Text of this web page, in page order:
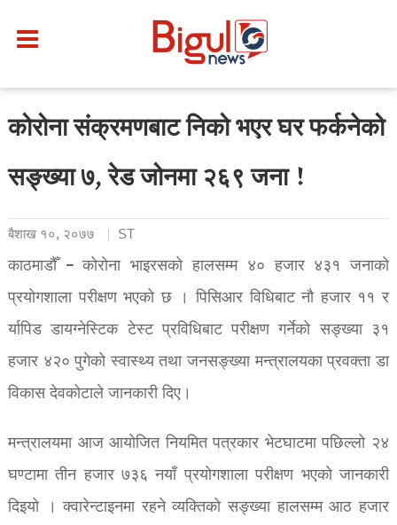
कोरोना संक्रमणबाट निको भएर घर फर्कनेको
सङ्ख्या ७, रेड जोनमा २६९ जना !
बैशाख १०, २०७७ ST
काठमाडौँ – कोरोना भाइरसको हालसम्म ४० हजार ४३१ जनाको
प्रयोगशाला परीक्षण भएको छ । पिसिआर विधिबाट नौ हजार ११ र
र्यापिड डायग्नेस्टिक टेस्ट प्रविधिबाट परीक्षण गर्नेको सङ्ख्या ३१
हजार ४२० पुगेको स्वास्थ्य तथा जनसङ्ख्या मन्त्रालयका प्रवक्ता डा
विकास देवकोटाले जानकारी दिए।
मन्त्रालयमा आज आयोजित नियमित पत्रकार भेटघाटमा पछिल्लो २४
घण्टामा तीन हजार ७३६ नयाँ प्रयोगशाला परीक्षण भएको जानकारी
दिइयो । क्वारेन्टाइनमा रहने व्यक्तिको सङ्ख्या हालसम्म आठ हजार